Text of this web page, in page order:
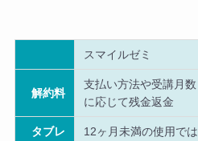
スマイルゼミ
解約料
支払い方法や受講月数
に応じて残金返金
タブレ
12ヶ月未満の使用では